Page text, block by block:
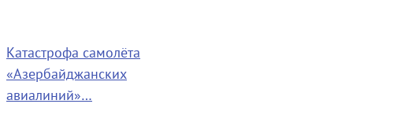
Катастрофа самолёта
«Азербайджанских
авиалиний»…